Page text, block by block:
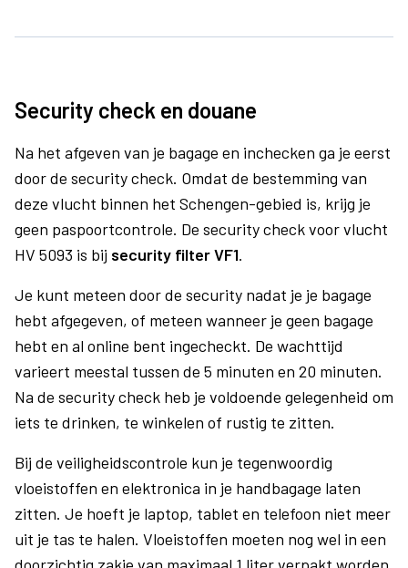
Security check en douane
Na het afgeven van je bagage en inchecken ga je eerst
door de security check. Omdat de bestemming van
deze vlucht binnen het Schengen-gebied is, krijg je
geen paspoortcontrole. De security check voor vlucht
HV 5093 is bij security filter VF1.
Je kunt meteen door de security nadat je je bagage
hebt afgegeven, of meteen wanneer je geen bagage
hebt en al online bent ingecheckt. De wachttijd
varieert meestal tussen de 5 minuten en 20 minuten.
Na de security check heb je voldoende gelegenheid om
iets te drinken, te winkelen of rustig te zitten.
Bij de veiligheidscontrole kun je tegenwoordig
vloeistoffen en elektronica in je handbagage laten
zitten. Je hoeft je laptop, tablet en telefoon niet meer
uit je tas te halen. Vloeistoffen moeten nog wel in een